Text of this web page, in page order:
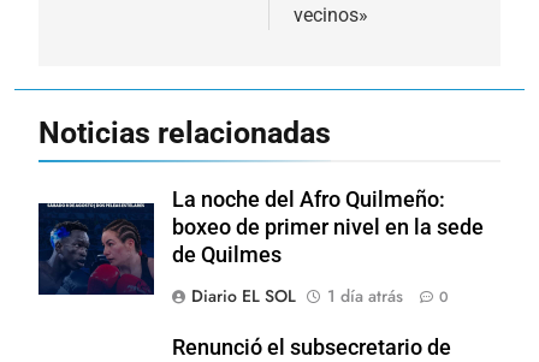
vecinos»
Noticias relacionadas
La noche del Afro Quilmeño:
boxeo de primer nivel en la sede
de Quilmes
Diario EL SOL
1 día atrás 0
Renunció el subsecretario de